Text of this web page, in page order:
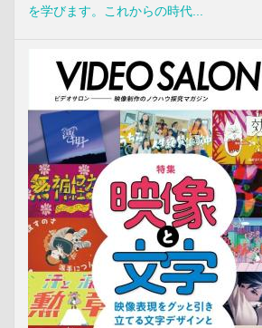
を学びます。これからの時代...